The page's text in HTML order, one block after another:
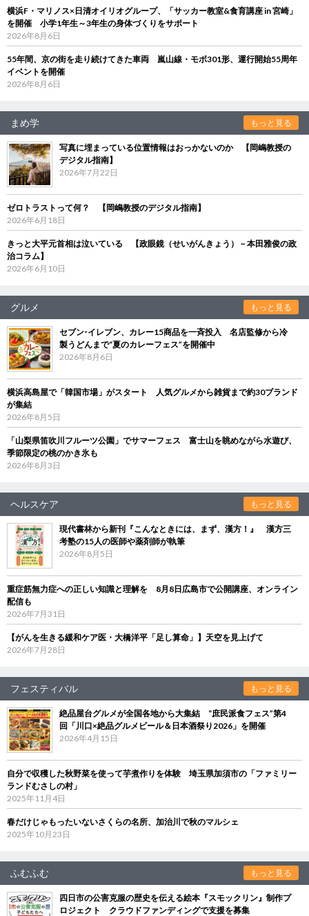
横浜F・マリノス×日清オイリオグループ、「サッカー教室&食育講座 in 宮崎」
を開催 小学1年生～3年生の身体づくりをサポート
2026年8月6日
55年間、京の街を走り続けてきた車両 嵐山線・モボ301形、運行開始55周年
イベントを開催
2026年8月6日
まめ学 もっと見る
写真に埋まっている位置情報はおっかないのか 【岡嶋教授の
デジタル指南】
2026年7月22日
ゼロトラストって何？ 【岡嶋教授のデジタル指南】
2026年6月18日
きっと大平元首相は泣いている 【政眼鏡（せいがんきょう）－本田雅俊の政
治コラム】
2026年6月10日
グルメ もっと見る
セブン‐イレブン、カレー15商品を一斉投入 名店監修から冷
製うどんまで“夏のカレーフェス”を開催中
2026年8月6日
横浜高島屋で「韓国市場」がスタート 人気グルメから雑貨まで約30ブランド
が集結
2026年8月5日
「山梨県笛吹川フルーツ公園」でサマーフェス 富士山を眺めながら水遊び、
季節限定の桃のかき氷も
2026年8月3日
ヘルスケア もっと見る
現代書林から新刊『こんなときには、まず、漢方！』 漢方三
考塾の15人の医師や薬剤師が執筆
2026年8月5日
重症筋無力症への正しい知識と理解を 8月8日広島市で公開講座、オンライン
配信も
2026年7月31日
【がんを生きる緩和ケア医・大橋洋平「足し算命」】天空を見上げて
2026年7月28日
フェスティバル もっと見る
絶品屋台グルメが全国各地から大集結 “庶民派食フェス”第4
回「川口×絶品グルメビール＆日本酒祭り2026」を開催
2026年4月15日
自分で収穫した秋野菜を使って芋煮作りを体験 埼玉県加須市の「ファミリー
ランドむさしの村」
2025年11月4日
春だけじゃもったいないさくらの名所、加治川で秋のマルシェ
2025年10月23日
ふむふむ もっと見る
四日市の公害克服の歴史を伝える絵本『スモックリン』制作プ
ロジェクト クラウドファンディングで支援を募集